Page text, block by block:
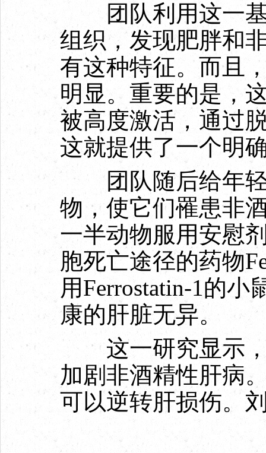
团队利用这一基
组织，发现肥胖和
有这种特征。而且
明显。重要的是，
被高度激活，通过
这就提供了一个明
团队随后给年轻
物，使它们罹患非
一半动物服用安慰
胞死亡途径的药物
用Ferrostatin-1的
康的肝脏无异。
这一研究显示，
加剧非酒精性肝病
可以逆转肝损伤。